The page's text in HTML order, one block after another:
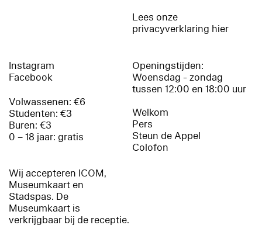
Lees onze
privacyverklaring hier
Instagram
Facebook
Volwassenen: €6
Studenten: €3
Buren: €3
0 – 18 jaar: gratis
Wij accepteren ICOM,
Museumkaart en
Stadspas. De
Museumkaart is
verkrijgbaar bij de receptie.
Openingstijden:
Woensdag - zondag
tussen 12:00 en 18:00 uur
Welkom
Pers
Steun de Appel
Colofon